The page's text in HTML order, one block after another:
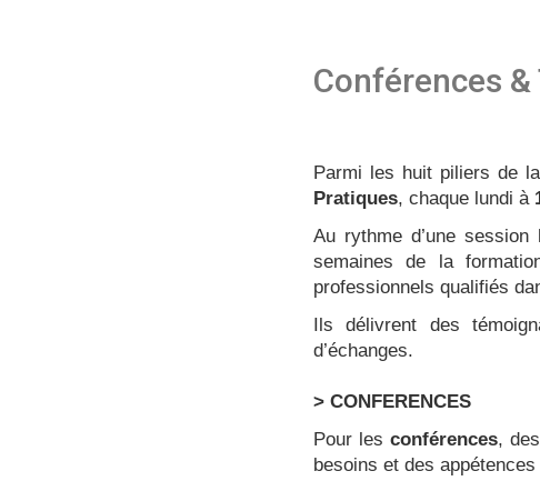
Conférences
Parmi les huit piliers de
Pratiques, chaque lundi à
Au rythme d’une session
semaines de la
professionnels qualifiés
Ils délivrent des
d’échanges.
> CONFERENCES
Pour les conférences,
besoins et des appétences